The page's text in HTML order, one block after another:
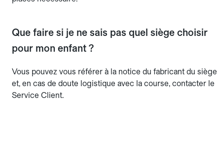
Que faire si je ne sais pas quel siège choisir
pour mon enfant ?
Vous pouvez vous référer à la notice du fabricant du siège
et, en cas de doute logistique avec la course, contacter le
Service Client.